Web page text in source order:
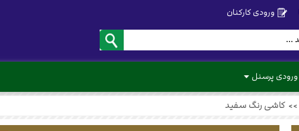
ورودی کارکنان
ورودی پرسنل
>> کاشی رنگ سفید